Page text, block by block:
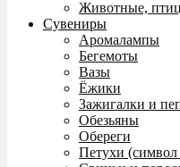
Животные,
Сувениры
Аромалампы
Бегемоты
Вазы
Ёжики
Зажигалки и
Обезьяны
Обереги
Петухи (символ